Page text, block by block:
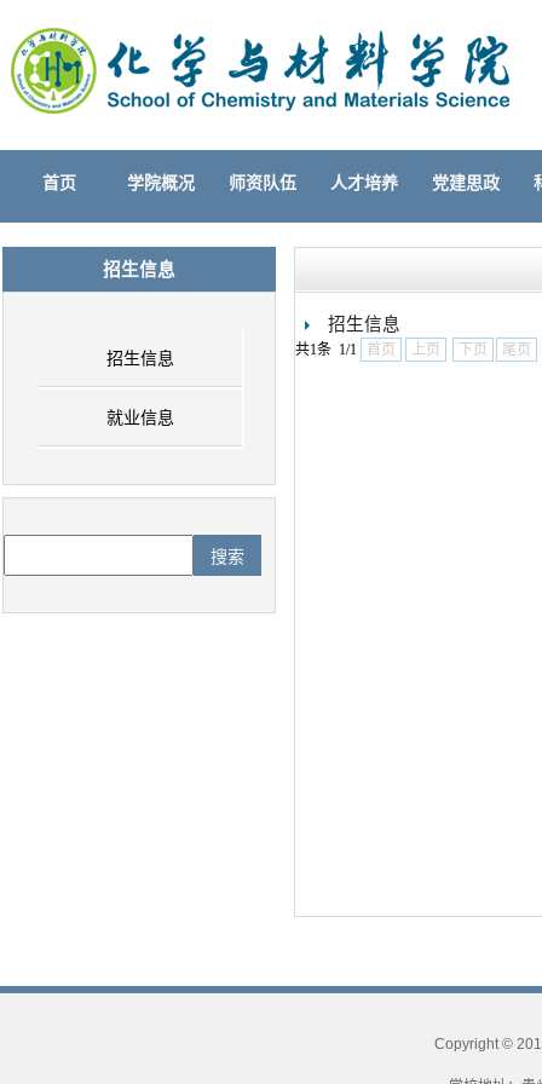
首页 学院概况 师资队伍 人才培养 党建思政
招生信息
招生信息
就业信息
招生信息
共1条 1/1 首页 上页 下页 尾页
Copyright ©